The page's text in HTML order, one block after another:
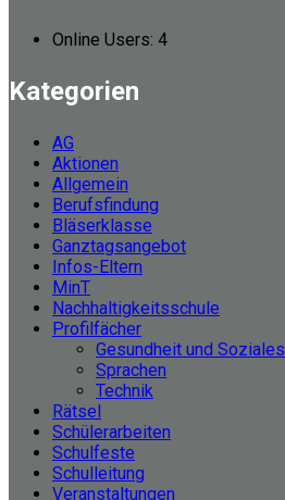
Online Users: 4
Kategorien
AG
Aktionen
Allgemein
Berufsfindung
Bläserklasse
Ganztagsangebot
Infos-Eltern
MinT
Nachhaltigkeitsschule
Profilfächer
Gesundheit und Soziales
Sprachen
Technik
Rätsel
Schülerarbeiten
Schulfeste
Schulleitung
Veranstaltungen